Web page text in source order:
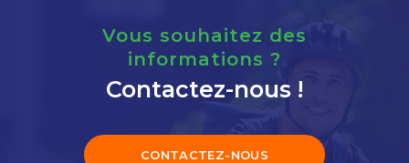
Vous souhaitez des
informations ?
Contactez-nous !
CONTACTEZ-NOUS